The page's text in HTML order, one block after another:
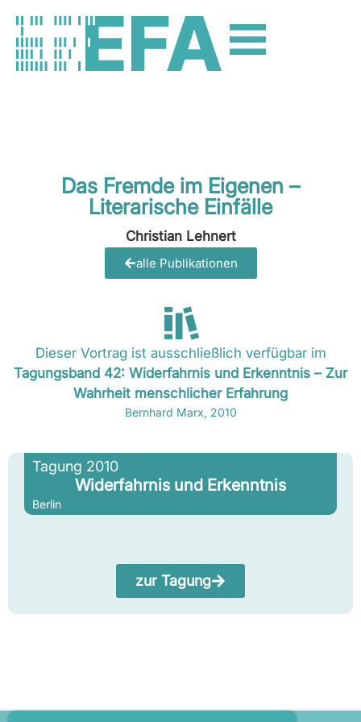
Das Fremde im Eigenen –
Literarische Einfälle
Christian Lehnert
alle Publikationen
Dieser Vortrag ist ausschließlich verfügbar im
Tagungsband 42: Widerfahrnis und Erkenntnis – Zur
Wahrheit menschlicher Erfahrung
Bernhard Marx, 2010
Tagung 2010
Widerfahrnis und Erkenntnis
Berlin
zur Tagung